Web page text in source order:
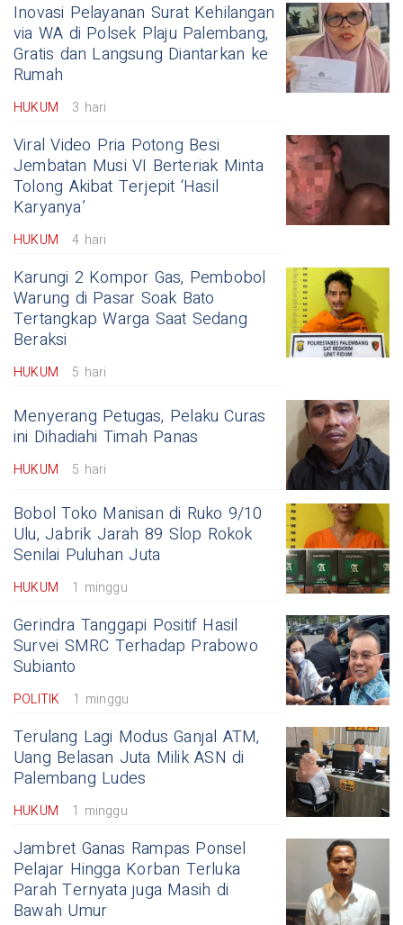
Inovasi Pelayanan Surat Kehilangan
via WA di Polsek Plaju Palembang,
Gratis dan Langsung Diantarkan ke
Rumah
HUKUM 3 hari
Viral Video Pria Potong Besi
Jembatan Musi VI Berteriak Minta
Tolong Akibat Terjepit ‘Hasil
Karyanya’
HUKUM 4 hari
Karungi 2 Kompor Gas, Pembobol
Warung di Pasar Soak Bato
Tertangkap Warga Saat Sedang
Beraksi
HUKUM 5 hari
Menyerang Petugas, Pelaku Curas
ini Dihadiahi Timah Panas
HUKUM 5 hari
Bobol Toko Manisan di Ruko 9/10
Ulu, Jabrik Jarah 89 Slop Rokok
Senilai Puluhan Juta
HUKUM 1 minggu
Gerindra Tanggapi Positif Hasil
Survei SMRC Terhadap Prabowo
Subianto
POLITIK 1 minggu
Terulang Lagi Modus Ganjal ATM,
Uang Belasan Juta Milik ASN di
Palembang Ludes
HUKUM 1 minggu
Jambret Ganas Rampas Ponsel
Pelajar Hingga Korban Terluka
Parah Ternyata juga Masih di
Bawah Umur